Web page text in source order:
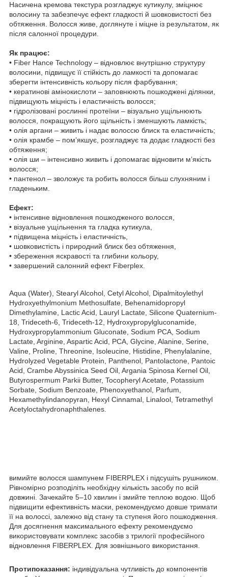
Насичена кремова текстура розгладжує кутикулу, зміцнює
волосину та забезпечує ефект гладкості й шовковистості без
обтяження. Волосся живе, доглянуте і міцне із результатом, як
після салонної процедури.
Як працює:
• Fiber Hance Technology – відновлює внутрішню структуру
волосини, підвищує її стійкість до ламкості та допомагає
зберегти інтенсивність кольору після фарбування;
• кератинові амінокислоти – заповнюють пошкоджені ділянки,
підвищують міцність і еластичність волосся;
• гідролізовані рослинні протеїни – візуально ущільнюють
волосся, покращують його щільність і зменшують ламкість;
• олія аргани – живить і надає волоссю блиск та еластичність;
• олія крамбе – пом’якшує, розгладжує та додає гладкості без
обтяження;
• олія ши – інтенсивно живить і допомагає відновити м’якість
волосся;
• пантенол – зволожує та робить волосся більш слухняним і
гладеньким.
Ефект:
• інтенсивне відновлення пошкодженого волосся,
• візуальне ущільнення та гладка кутикула,
• підвищена міцність і еластичність,
• шовковистість і природний блиск без обтяження,
• збереження яскравості та глибини кольору,
• завершений салонний ефект Fiberplex.
Aqua (Water), Stearyl Alcohol, Cetyl Alcohol, Dipalmitoylethyl
Hydroxyethylmonium Methosulfate, Behenamidopropyl
Dimethylamine, Lactic Acid, Lauryl Lactate, Silicone Quaternium-
18, Trideceth-6, Trideceth-12, Hydroxypropylgluconamide,
Hydroxypropylammonium Gluconate, Sodium PCA, Sodium
Lactate, Arginine, Aspartic Acid, PCA, Glycine, Alanine, Serine,
Valine, Proline, Threonine, Isoleucine, Histidine, Phenylalanine,
Hydrolyzed Vegetable Protein, Panthenol, Pantolactone, Pantoic
Acid, Crambe Abyssinica Seed Oil, Argania Spinosa Kernel Oil,
Butyrospermum Parkii Butter, Tocopheryl Acetate, Potassium
Sorbate, Sodium Benzoate, Phenoxyethanol, Parfum,
Hexamethylindanopyran, Hexyl Cinnamal, Linalool, Tetramethyl
Acetyloctahydronaphthalenes.
вимийте волосся шампунем FIBERPLEX і підсушіть рушником.
Рівномірно розподіліть необхідну кількість засобу по всій
довжині. Зачекайте 5–10 хвилин і змийте теплою водою. Щоб
підвищити ефективність маски, рекомендуємо довше тримати
її на волоссі, залежно від стану та ступеня його пошкодження.
Для досягнення максимального ефекту рекомендуємо
використовувати комплекс засобів з трилогії професійного
відновлення FIBERPLEX. Для зовнішнього використання.
Протипоказання: індивідуальна чутливість до компонентів